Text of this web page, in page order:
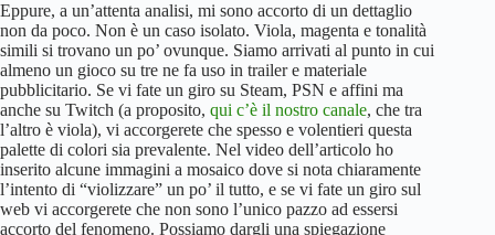
Eppure, a un’attenta analisi, mi sono accorto di un dettaglio
non da poco. Non è un caso isolato. Viola, magenta e tonalità
simili si trovano un po’ ovunque. Siamo arrivati al punto in cui
almeno un gioco su tre ne fa uso in trailer e materiale
pubblicitario. Se vi fate un giro su Steam, PSN e affini ma
anche su Twitch (a proposito, qui c’è il nostro canale, che tra
l’altro è viola), vi accorgerete che spesso e volentieri questa
palette di colori sia prevalente. Nel video dell’articolo ho
inserito alcune immagini a mosaico dove si nota chiaramente
l’intento di “violizzare” un po’ il tutto, e se vi fate un giro sul
web vi accorgerete che non sono l’unico pazzo ad essersi
accorto del fenomeno. Possiamo dargli una spiegazione